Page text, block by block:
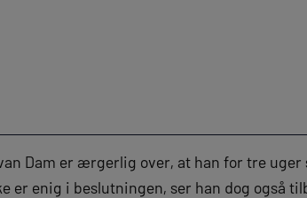
Dam er ærgerlig over, at han for tre
er enig i beslutningen, ser han dog også